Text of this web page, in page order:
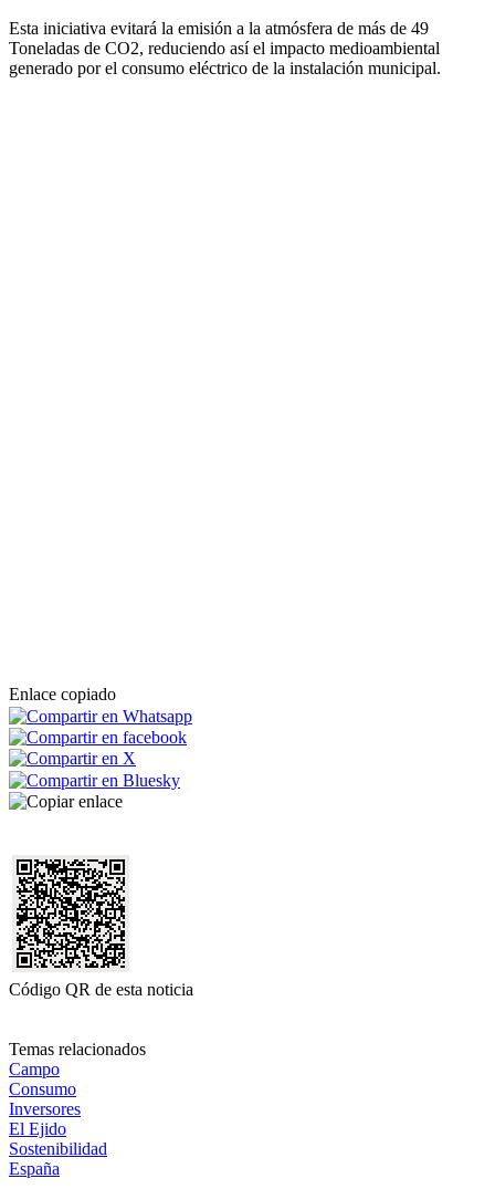
Esta iniciativa evitará la emisión a la atmósfera de más de 49
Toneladas de CO2, reduciendo así el impacto medioambiental
generado por el consumo eléctrico de la instalación municipal.
Enlace copiado
Código QR de esta noticia
Temas relacionados
Campo
Consumo
Inversores
El Ejido
Sostenibilidad
España